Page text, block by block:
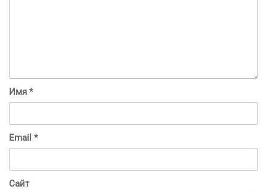
Имя *
Email *
Сайт